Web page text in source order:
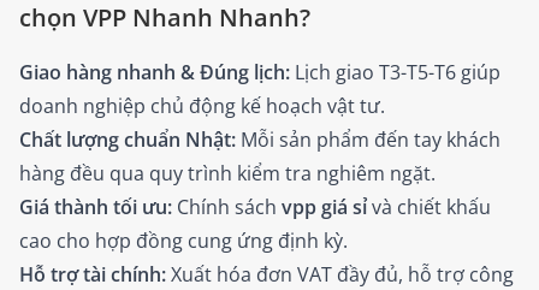
chọn VPP Nhanh Nhanh?
Giao hàng nhanh & Đúng lịch: Lịch giao T3-T5-T6 giúp
doanh nghiệp chủ động kế hoạch vật tư.
Chất lượng chuẩn Nhật: Mỗi sản phẩm đến tay khách
hàng đều qua quy trình kiểm tra nghiêm ngặt.
Giá thành tối ưu: Chính sách vpp giá sỉvà chiết khấu
cao cho hợp đồng cung ứng định kỳ.
Hỗ trợ tài chính:Xuất hóa đơn VAT đầy đủ, hỗ trợ công